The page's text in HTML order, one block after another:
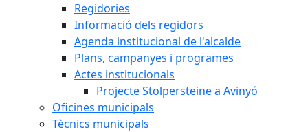
Regidories
Informació dels regidors
Agenda institucional de l'alcalde
Plans, campanyes i programes
Actes institucionals
Projecte Stolpersteine a Avinyó
Oficines municipals
Tècnics municipals